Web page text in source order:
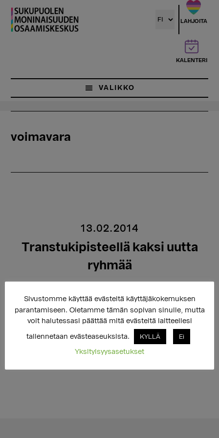
Hyppää
pääsisältöön
LAHJOITA
KALENTERI
VALIKKO
voimavara
13.02.2014
Transtukipisteellä kaksi uutta
ryhmää
Maaliskuussa Transtukipisteellä aloittaa toimintansa
kaksi ryhmää, Kehollinen voimavararyhmä ja Sukupuoli
Sivustomme käyttää evästeitä käyttäjäkokemuksen
parantamiseen. Oletamme tämän sopivan sinulle, mutta
voit halutessasi päättää mitä evästeitä laitteellesi
tallennetaan evästeaseuksista. KYLLÄ Ei
Yksityisyysasetukset